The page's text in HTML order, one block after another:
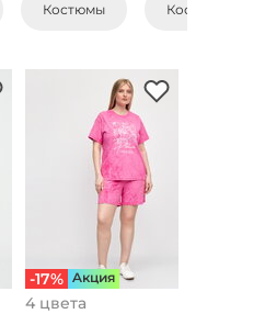
Костюмы Костюмы с
-17% Aкция
4 цвета